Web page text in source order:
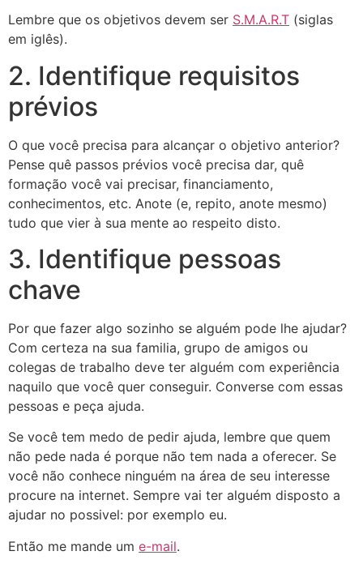
Lembre que os objetivos devem ser S.M.A.R.T (siglas
em iglês).
2. Identifique requisitos
prévios
O que você precisa para alcançar o objetivo anterior?
Pense quê passos prévios você precisa dar, quê
formação você vai precisar, financiamento,
conhecimentos, etc. Anote (e, repito, anote mesmo)
tudo que vier à sua mente ao respeito disto.
3. Identifique pessoas
chave
Por que fazer algo sozinho se alguém pode lhe ajudar?
Com certeza na sua familia, grupo de amigos ou
colegas de trabalho deve ter alguém com experiência
naquilo que você quer conseguir. Converse com essas
pessoas e peça ajuda.
Se você tem medo de pedir ajuda, lembre que quem
não pede nada é porque não tem nada a oferecer. Se
você não conhece ninguém na área de seu interesse
procure na internet. Sempre vai ter alguém disposto a
ajudar no possivel: por exemplo eu.
Então me mande um e-mail.